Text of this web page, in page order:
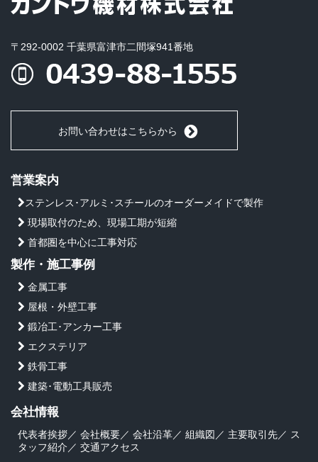
〒292-0002 千葉県富津市二間塚941番地
お問い合わせはこちらから
営業案内
ステンレス･アルミ･スチールのオーダーメイドで製作
現場取付のため、現場工期が短縮
首都圏を中心に工事対応
製作・施工事例
金属工事
屋根・外壁工事
鍛冶工･アンカー工事
エクステリア
鉄骨工事
建築･電動工具販売
会社情報
代表者挨拶／ 会社概要／ 会社沿革／ 組織図 ／ 主要取引先／ ス
タッフ紹介 ／ 交通アクセス